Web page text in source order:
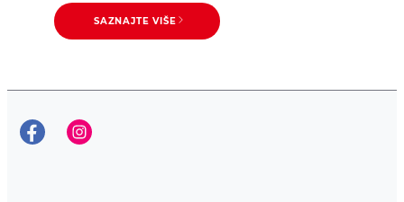
SAZNAJTE VIŠE
čaja
SAZNAJTE VIŠE